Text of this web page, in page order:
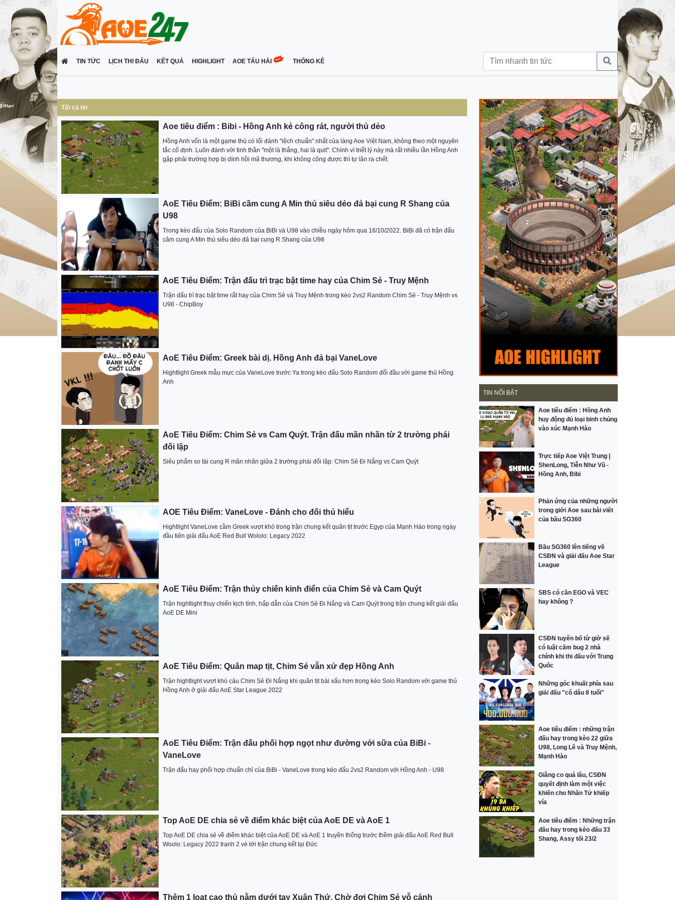
TIN TỨC LỊCH THI ĐẤU KẾT QUẢ HIGHLIGHT AOE TẤU HÀI THỐNG KÊ
Tất cả tin
Aoe tiêu điểm : Bibi - Hồng Anh kẻ công rát, người thủ dẻo
Hồng Anh vốn là một game thủ có lối đánh "lệch chuẩn" nhất của làng Aoe Việt Nam, không theo một nguyên
tắc cố định. Luôn đánh với tinh thần "một là thắng, hai là quit". Chính vì triết lý này mà rất nhiều lần Hồng Anh
gặp phải trường hợp bị dính hồi mã thương, khi không công được thì tự lăn ra chết.
AoE Tiêu Điểm: BiBi cầm cung A Min thủ siêu dẻo đả bại cung R Shang của
U98
Trong kèo đấu của Solo Random của BiBi và U98 vào chiều ngày hôm qua 16/10/2022. BiBi đã có trận đấu
câm cung A Min thủ siêu dẻo đả bại cung R Shang của U98
AoE Tiêu Điểm: Trận đấu trì trạc bật time hay của Chim Sẻ - Truy Mệnh
Trận đấu trì trạc bật time rất hay của Chim Sẻ và Truy Mệnh trong kèo 2vs2 Random Chim Sẻ - Truy Mệnh vs
U98 - ChipBoy
AoE Tiêu Điểm: Greek bài dị. Hồng Anh đả bại VaneLove
Hightlight Greek mẫu mực của VaneLove trước Ya trong kèo đấu Solo Random đối đầu với game thủ Hồng
Anh
AoE Tiêu Điểm: Chim Sẻ vs Cam Quýt. Trận đấu mãn nhãn từ 2 trường phái
đối lập
Siêu phẩm so tài cung R mãn nhãn giữa 2 trường phái đối lập: Chim Sẻ Đi Nắng vs Cam Quýt
AOE Tiêu Điểm: VaneLove - Đánh cho đối thủ hiểu
Hightlight VaneLove cầm Greek vượt khó trong trận chung kết quân tịt trước Egyp của Mạnh Hào trong ngày
đầu tiên giải đấu AoE Red Bull Wololo: Legacy 2022
AoE Tiêu Điểm: Trận thủy chiến kinh điển của Chim Sẻ và Cam Quýt
Trận hightlight thuy chiến kịch tính, hấp dẫn của Chim Sẻ Đi Nắng và Cam Quýt trong trận chung kết giải đấu
AoE DE Mini
AoE Tiêu Điểm: Quân map tịt, Chim Sẻ vẫn xử đẹp Hồng Anh
Trận hightlight vượt khó cảu Chim Sẻ Đi Nắng khi quân tịt bài xấu hơn trong kèo Solo Random với game thủ
Hồng Anh ở giải đấu AoE Star League 2022
AoE Tiêu Điểm: Trận đấu phối hợp ngọt như đường với sữa của BiBi -
VaneLove
Trận đấu hay phối hợp chuẩn chỉ của BiBi - VaneLove trong kèo đấu 2vs2 Random với Hồng Anh - U98
Top AoE DE chia sẻ về điểm khác biệt của AoE DE và AoE 1
Top AoE DE chia sẻ về điểm khác biệt của AoE DE và AoE 1 truyền thống trước thềm giải đấu AoE Red Bull
Woolo: Legacy 2022 tranh 2 vé tới trận chung kết tại Đức
Thêm 1 loạt cao thủ nằm dưới tay Xuân Thứ. Chờ đợi Chim Sẻ vỗ cánh
TIN NỔI BẬT
Aoe tiêu điểm : Hồng Anh
huy động đủ loại binh chủng
vào xúc Mạnh Hào
Trực tiếp Aoe Việt Trung |
ShenLong, Tiễn Như Vũ -
Hồng Anh, Bibi
Phản ứng của những người
trong giới Aoe sau bài viết
của bầu SG360
Bầu SG360 lên tiếng về
CSĐN và giải đấu Aoe Star
League
SBS có cần EGO và VEC
hay không ?
CSĐN tuyên bố từ giờ sẽ
có luật cấm bug 2 nhà
chính khi thi đấu với Trung
Quốc
Những góc khuất phía sau
giải đấu "cô dâu 8 tuổi"
Aoe tiêu điểm : những trận
đấu hay trong kèo 22 giữa
U98, Long Lê và Truy Mệnh,
Mạnh Hào
Giằng co quá lâu, CSĐN
quyết định làm một việc
khiến cho Nhãn Tử khiếp
vía
Aoe tiêu điểm : Những trận
đấu hay trong kèo đấu 33
Shang, Assy tối 23/2